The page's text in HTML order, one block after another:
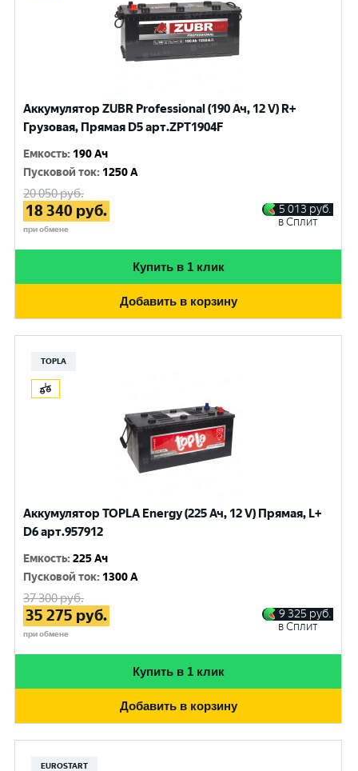
Аккумулятор ZUBR Professional (190 Ач, 12 V) R+
Грузовая, Прямая D5 арт.ZPT1904F
Емкость: 190 Ач
Пусковой ток: 1250 A
20 050руб.
18 340 руб.
при обмене
5 013 руб.
в Сплит
Купить в 1 клик
Добавить в корзину
TOPLA
Аккумулятор TOPLA Energy (225 Ач, 12 V) Прямая, L+
D6 арт.957912
Емкость:225 Ач
Пусковой ток: 1300 A
37 300руб.
35 275 руб.
при обмене
9 325 руб.
в Сплит
Купить в 1 клик
Добавить в корзину
EUROSTART